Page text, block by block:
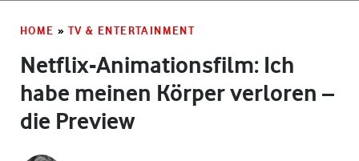
HOME » TV & ENTERTAINMENT
Netflix-Animationsfilm: Ich
habe meinen Körper verloren –
die Preview